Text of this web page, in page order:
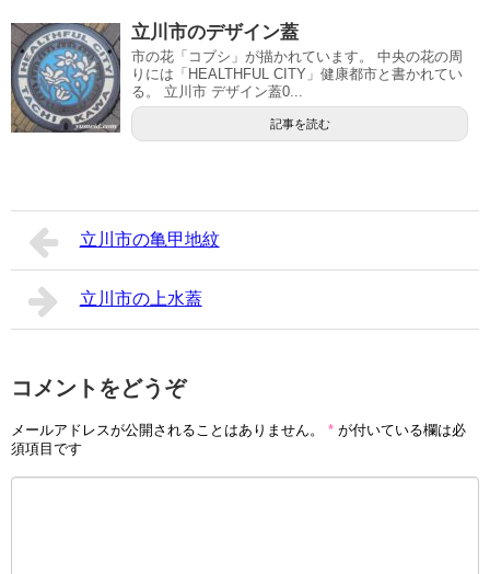
立川市のデザイン蓋
市の花「コブシ」が描かれています。 中央の花の周
りには「HEALTHFUL CITY」健康都市と書かれてい
る。 立川市 デザイン蓋0...
記事を読む
立川市の亀甲地紋
立川市の上水蓋
コメントをどうぞ
メールアドレスが公開されることはありません。 * が付いている欄は必
須項目です